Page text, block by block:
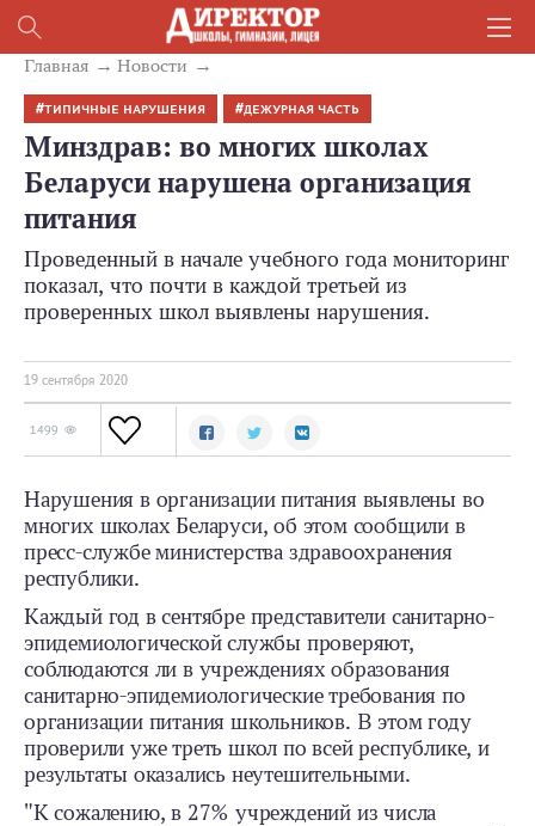
Главная Новости
ТИПИЧНЫЕ НАРУШЕНИЯ ДЕЖУРНАЯ ЧАСТЬ
Минздрав: во многих школах
Беларуси нарушена организация
питания
Проведенный в начале учебного года мониторинг
показал, что почти в каждой третьей из
проверенных школ выявлены нарушения.
19 сентября 2020
1499
Нарушения в организации питания выявлены во
многих школах Беларуси, об этом сообщили в
пресс-службе министерства здравоохранения
республики.
Каждый год в сентябре представители санитарно-
эпидемиологической службы проверяют,
соблюдаются ли в учреждениях образования
санитарно-эпидемиологические требования по
организации питания школьников. В этом году
проверили уже треть школ по всей республике, и
результаты оказались неутешительными.
"К сожалению, в 27% учреждений из числа